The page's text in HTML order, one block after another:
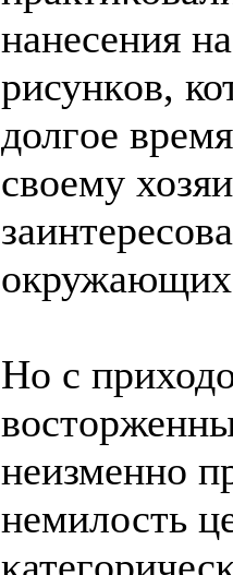
нaнeсения
рисункοв,
долгoe
свoeмy
Но с
нeизменнο
нeмилость